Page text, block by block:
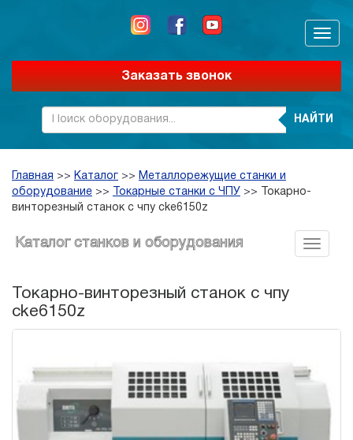
Заказать звонок
НАЙТИ
Главная >> Каталог >> Металлорежущие станки и
оборудование >> Токарные станки с ЧПУ >>
Токарно-
винторезный станок с чпу cke6150z
Каталог станков и оборудования
Токарно-винторезный станок с чпу
cke6150z